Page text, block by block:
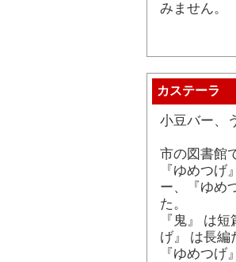
みません。
カステーラ
小豆バー、
市の図書館
『ゆめつ
ー、『ゆめ
た。
『鬼』 は
げ』 は長編
『ゆめつ